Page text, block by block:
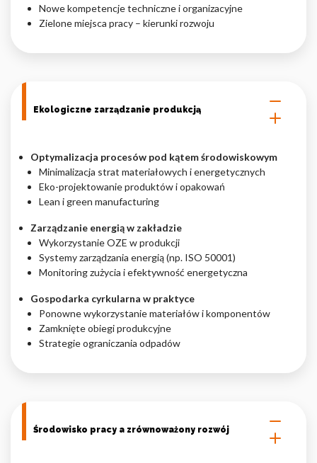
Nowe kompetencje techniczne i organizacyjne
Zielone miejsca pracy – kierunki rozwoju
Ekologiczne zarządzanie produkcją
Optymalizacja procesów pod kątem środowiskowym
Minimalizacja strat materiałowych i energetycznych
Eko-projektowanie produktów i opakowań
Lean i green manufacturing
Zarządzanie energią w zakładzie
Wykorzystanie OZE w produkcji
Systemy zarządzania energią (np. ISO 50001)
Monitoring zużycia i efektywność energetyczna
Gospodarka cyrkularna w praktyce
Ponowne wykorzystanie materiałów i komponentów
Zamknięte obiegi produkcyjne
Strategie ograniczania odpadów
Środowisko pracy a zrównoważony rozwój